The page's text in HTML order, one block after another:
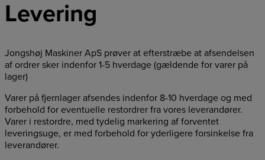
Levering
Jongshøj Maskiner ApS prøver at efterstræbe at afsendelsen
af ordrer sker indenfor 1-5 hverdage (gældende for varer på
lager)
Varer på fjernlager afsendes indenfor 8-10 hverdage og med
forbehold for eventuelle restordrer fra vores leverandører.
Varer i restordre, med tydelig markering af forventet
leveringsuge, er med forbehold for yderligere forsinkelse fra
leverandører.